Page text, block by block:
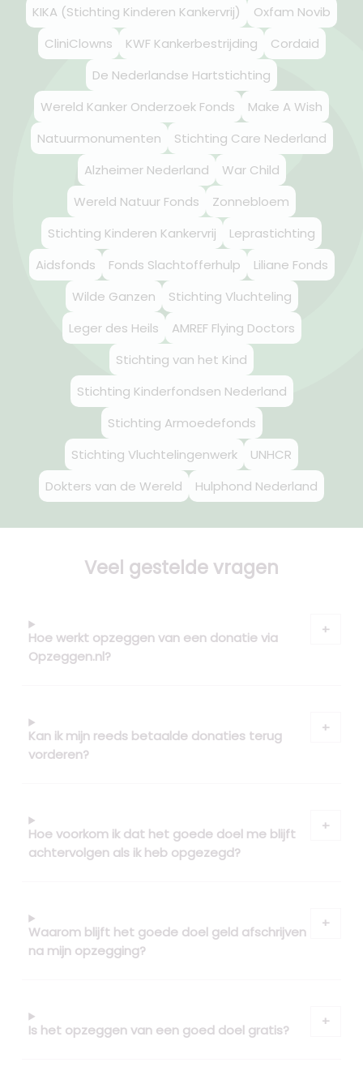
KIKA (Stichting Kinderen Kankervrij)
Oxfam Novib
CliniClowns
KWF Kankerbestrijding
Cordaid
De Nederlandse Hartstichting
Wereld Kanker Onderzoek Fonds
Make A Wish
Natuurmonumenten
Stichting Care Nederland
Alzheimer Nederland
War Child
Wereld Natuur Fonds
Zonnebloem
Stichting Kinderen Kankervrij
Leprastichting
Aidsfonds
Fonds Slachtofferhulp
Liliane Fonds
Wilde Ganzen
Stichting Vluchteling
Leger des Heils
AMREF Flying Doctors
Stichting van het Kind
Stichting Kinderfondsen Nederland
Stichting Armoedefonds
Stichting Vluchtelingenwerk
UNHCR
Dokters van de Wereld
Hulphond Nederland
Veel gestelde vragen
Hoe werkt opzeggen van een donatie via
Opzeggen.nl?
Kan ik mijn reeds betaalde donaties terug
vorderen?
Hoe voorkom ik dat het goede doel me blijft
achtervolgen als ik heb opgezegd?
Waarom blijft het goede doel geld afschrijven
na mijn opzegging?
Is het opzeggen van een goed doel gratis?